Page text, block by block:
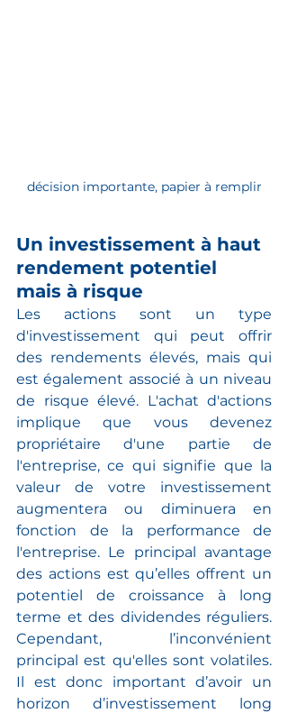
décision importante, papier à remplir
Un investissement à haut
rendement potentiel
mais à risque
Les actions sont un type
d'investissement qui peut offrir
des rendements élevés, mais qui
est également associé à un niveau
de risque élevé. L'achat d'actions
implique que vous devenez
propriétaire d'une partie de
l'entreprise, ce qui signifie que la
valeur de votre investissement
augmentera ou diminuera en
fonction de la performance de
l'entreprise. Le principal avantage
des actions est qu’elles offrent un
potentiel de croissance à long
terme et des dividendes réguliers.
Cependant, l’inconvénient
principal est qu'elles sont volatiles.
Il est donc important d’avoir un
horizon d’investissement long